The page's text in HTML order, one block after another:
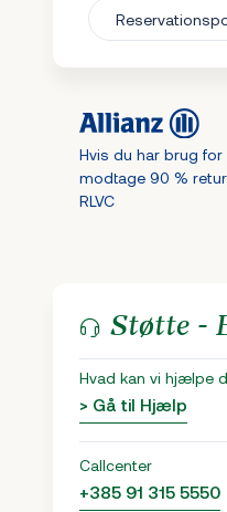
Hvis du har brug
modtage 90 %
RLVC
Støtte -
Hvad kan vi hjælpe
> Gå til Hjælp
Callcenter
+385 91 315 5550